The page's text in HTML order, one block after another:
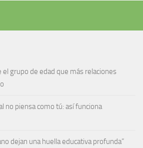
el grupo de edad que más relaciones
no piensa como tú: así funciona
dejan una huella educativa profunda”